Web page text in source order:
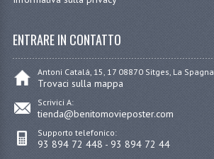
ENTRARE IN CONTATTO
Antoni Catalá, 15, 17 08870 Sitges, La Spagna
Trovaci sulla mappa
Scrivici A:
tienda@benitomovieposter.com
Supporto telefonico:
93 894 72 448 - 93 894 72 44